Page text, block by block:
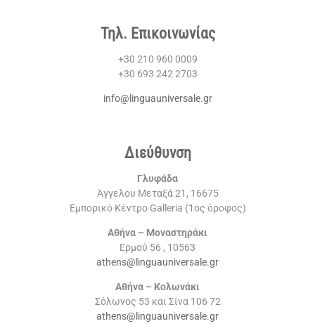
Τηλ. Επικοινωνίας
+30 210 960 0009
+30 693 242 2703
info@linguauniversale.gr
Διεύθυνση
Γλυφάδα
Άγγελου Μεταξά 21, 16675
Εμπορικό Κέντρο Galleria (1ος όροφος)
Αθήνα – Μοναστηράκι
Ερμού 56 , 10563
athens@linguauniversale.gr
Αθήνα – Κολωνάκι
Σόλωνος 53 και Σίνα 106 72
athens@linguauniversale.gr